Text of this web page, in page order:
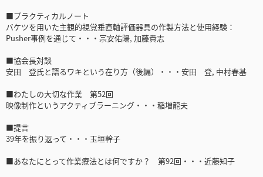
■プラクティカルノート
バケツを用いた主観的視覚垂直軸評価器具の作製方法と使用経験：
Pusher事例を通じて・・・宗安佑陽, 加藤貴志
■協会長対談
安田 登氏と語るワキという在り方（後編）・・・安田 登, 中村春基
■わたしの大切な作業 第52回
映像制作というアクティブラーニング・・・稲増龍夫
■提言
39年を振り返って・・・玉垣幹子
■あなたにとって作業療法とは何ですか？ 第92回・・・近藤知子